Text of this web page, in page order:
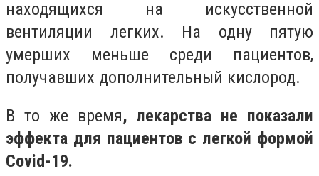
находящихся на искусственной
вентиляции легких. На одну пятую
умерших меньше среди пациентов,
получавших дополнительный кислород.
В то же время, лекарства не показали
эффекта для пациентов с легкой формой
Covid-19.